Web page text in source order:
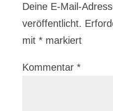
Deine E-Mail-
veröffentlicht.
mit *markiert
Kommentar *